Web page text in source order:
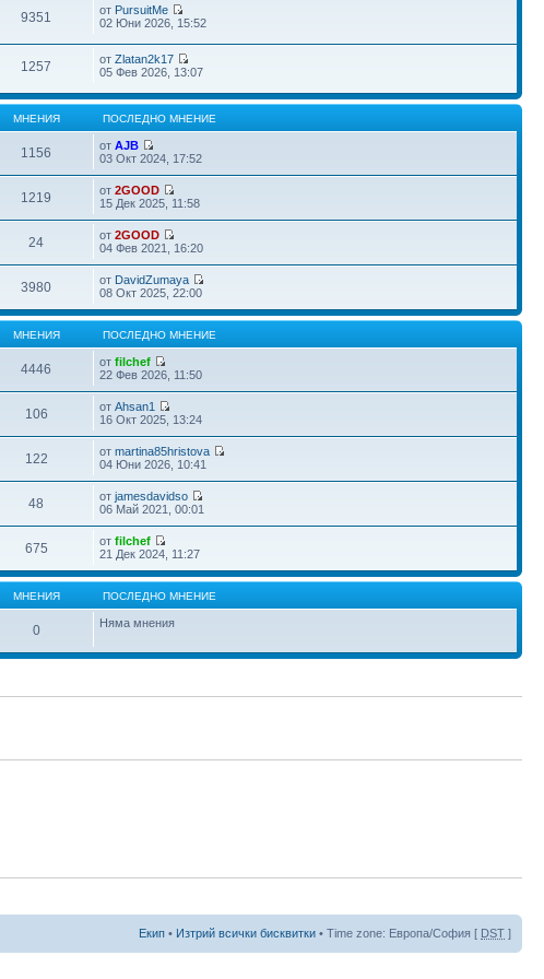
9351 от PursuitMe
02 Юни 2026, 15:52
1257 отZlatan2k17
05 Фев 2026, 13:07
МНЕНИЯ ПОСЛЕДНО МНЕНИЕ
1156 отAJB
03 Окт 2024, 17:52
1219 от2GOOD
15 Дек 2025, 11:58
24 от2GOOD
04 Фев 2021, 16:20
3980 от DavidZumaya
08 Окт 2025, 22:00
МНЕНИЯ ПОСЛЕДНО МНЕНИЕ
4446 отfilchef
22 Фев 2026, 11:50
106 отAhsan1
16 Окт 2025, 13:24
122 отmartina85hristova
04 Юни 2026, 10:41
48 отjamesdavidso
06 Май 2021, 00:01
675 отfilchef
21 Дек 2024, 11:27
МНЕНИЯ ПОСЛЕДНО МНЕНИЕ
0 Няма мнения
Екип • Изтрий всички бисквитки • Time zone: Европа/София [ DST ]